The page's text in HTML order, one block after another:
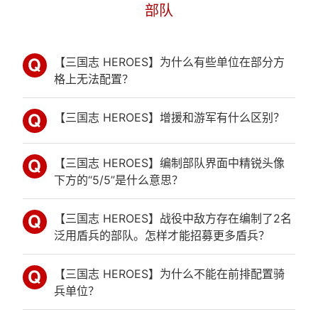
部队
【三国志 HEROES】为什么有些单位在部分方
格上无法配置？
【三国志 HEROES】增援和游军有什么区别？
【三国志 HEROES】编制部队界面中精锐头像
下方的“5/5”是什么意思？
【三国志 HEROES】战役中敌方存在编制了2名
泛用盾兵的部队。怎样才能招募更多盾兵？
【三国志 HEROES】为什么不能在前排配置骑
兵单位？